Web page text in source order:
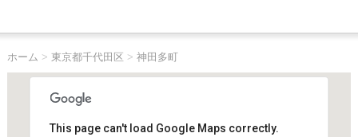
ホーム > 東京都千代田区 > 神田多町
This page can't load Google Maps correctly.